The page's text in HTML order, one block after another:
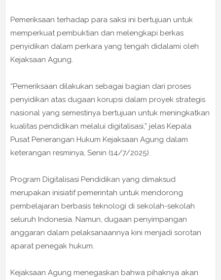
Pemeriksaan terhadap para saksi ini bertujuan untuk
memperkuat pembuktian dan melengkapi berkas
penyidikan dalam perkara yang tengah didalami oleh
Kejaksaan Agung.
“Pemeriksaan dilakukan sebagai bagian dari proses
penyidikan atas dugaan korupsi dalam proyek strategis
nasional yang semestinya bertujuan untuk meningkatkan
kualitas pendidikan melalui digitalisasi,” jelas Kepala
Pusat Penerangan Hukum Kejaksaan Agung dalam
keterangan resminya, Senin (14/7/2025).
Program Digitalisasi Pendidikan yang dimaksud
merupakan inisiatif pemerintah untuk mendorong
pembelajaran berbasis teknologi di sekolah-sekolah
seluruh Indonesia. Namun, dugaan penyimpangan
anggaran dalam pelaksanaannya kini menjadi sorotan
aparat penegak hukum.
Kejaksaan Agung menegaskan bahwa pihaknya akan